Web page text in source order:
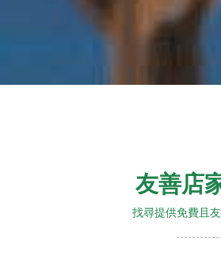
友善店
找尋提供免費且